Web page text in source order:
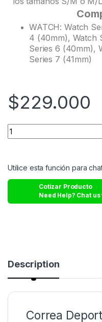
WATCH: Watch
4 (40mm), Watch
Series 6 (40mm),
Series 7 (41mm)
$229.000
Utilice esta función para
Cotizar Producto
Need Help? Chat
Description
Correa